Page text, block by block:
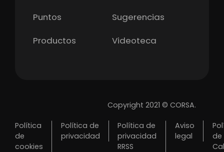
Puntos
Sugerencias
Productos
Videoteca
Copyright 2021 © CORSA.
Política
de
cookies
Política de
privacidad
Política de
privacidad
RRSS
Aviso
legal
de